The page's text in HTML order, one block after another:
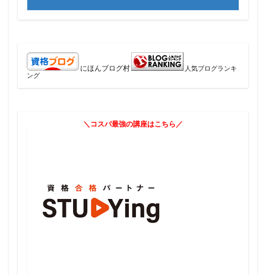
にほんブログ村
人気ブログランキ
ング
＼コスパ最強の講座はこちら／